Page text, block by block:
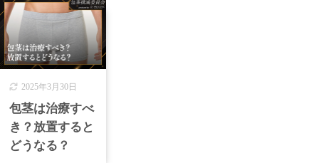
2025年3月30日
包茎は治療すべ
き？放置すると
どうなる？